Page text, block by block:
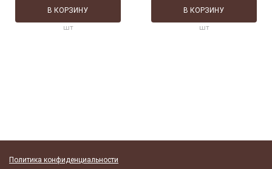
шт
В КОРЗИНУ
шт
В КОРЗИНУ
Политика конфиденциальности